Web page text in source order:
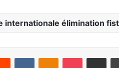
internationale élimination